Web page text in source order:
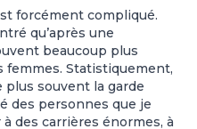
forcément compliqué.
qu’après une
beaucoup plus
femmes. Statistiquement,
souvent la garde
des personnes que je
des carrières énormes, à